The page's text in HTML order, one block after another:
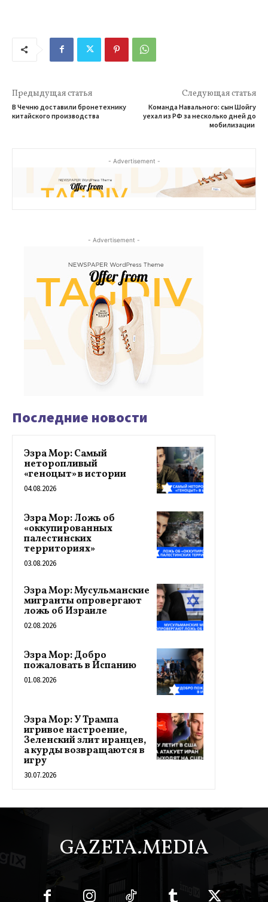
Предыдущая статья
В Чечню доставили бронетехнику
китайского производства
Следующая статья
Команда Навального: сын Шойгу
уехал из РФ за несколько дней до
мобилизации
- Advertisement -
- Advertisement -
Последние новости
Эзра Мор: Самый
неторопливый
«геноцыт» в истории
04.08.2026
Эзра Мор: Ложь об
«оккупированных
палестинских
территориях»
03.08.2026
Эзра Мор: Мусульманские
мигранты опровергают
ложь об Израиле
02.08.2026
Эзра Мор: Добро
пожаловать в Испанию
01.08.2026
Эзра Мор: У Трампа
игривое настроение,
Зеленский злит иранцев,
а курды возвращаются в
игру
30.07.2026
GAZETA.MEDIA